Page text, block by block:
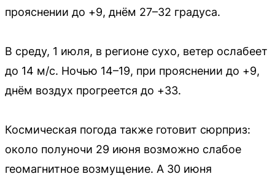
прояснении до +9, днём 27–32 градуса.
В среду, 1 июля, в регионе сухо, ветер ослабеет
до 14 м/с. Ночью 14–19, при прояснении до +9,
днём воздух прогреется до +33.
Космическая погода также готовит сюрприз:
около полуночи 29 июня возможно слабое
геомагнитное возмущение. А 30 июня